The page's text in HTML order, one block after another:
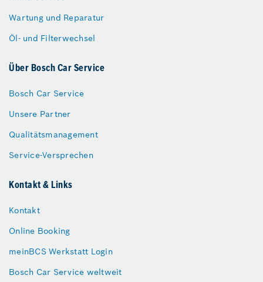
Wartung und Reparatur
Öl- und Filterwechsel
Über Bosch Car Service
Bosch Car Service
Unsere Partner
Qualitätsmanagement
Service-Versprechen
Kontakt & Links
Kontakt
Online Booking
meinBCS Werkstatt Login
Bosch Car Service weltweit